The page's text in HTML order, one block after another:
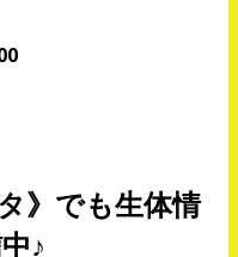
》でも生体情
♪